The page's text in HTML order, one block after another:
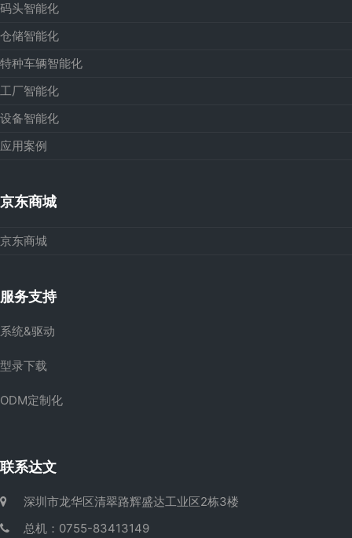
码头智能化
仓储智能化
特种车辆智能化
工厂智能化
设备智能化
应用案例
京东商城
京东商城
服务支持
系统&驱动
型录下载
ODM定制化
联系达文
深圳市龙华区清翠路辉盛达工业区2栋3楼
总机：0755-83413149